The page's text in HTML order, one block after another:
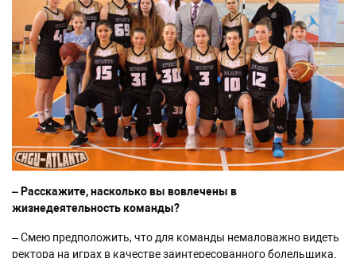
– Расскажите, насколько вы вовлечены в
жизнедеятельность команды?
– Смею предположить, что для команды немаловажно видеть
ректора на играх в качестве заинтересованного болельщика.